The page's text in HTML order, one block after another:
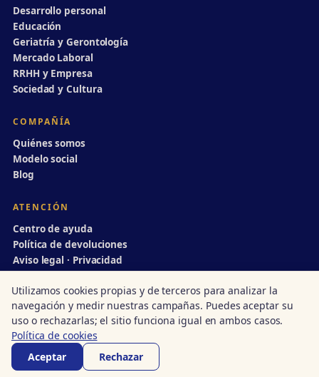
Desarrollo personal
Educación
Geriatría y Gerontología
Mercado Laboral
RRHH y Empresa
Sociedad y Cultura
COMPAÑÍA
Quiénes somos
Modelo social
Blog
ATENCIÓN
Centro de ayuda
Política de devoluciones
Aviso legal · Privacidad
© 1998–2026 Divulgación Dinámica · Centro autorizado nº 14/00231
Acreditado · Junta de Andalucía·
Utilizamos cookies propias y de terceros para analizar la
navegación y medir nuestras campañas. Puedes aceptar su
uso o rechazarlas; el sitio funciona igual en ambos casos.
Política de cookies
Aceptar
Rechazar